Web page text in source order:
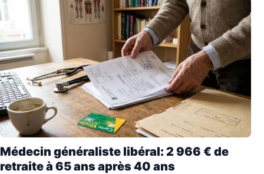
Médecin généraliste libéral: 2 966 € de
retraite à 65 ans après 40 ans